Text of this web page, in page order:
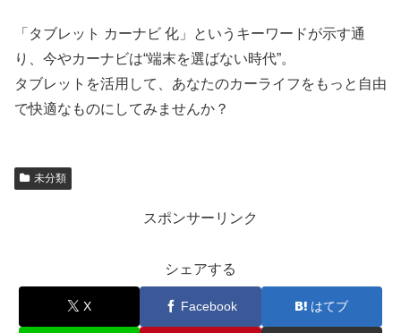
「タブレット カーナビ 化」というキーワードが示す通
り、今やカーナビは“端末を選ばない時代”。
タブレットを活用して、あなたのカーライフをもっと自由
で快適なものにしてみませんか？
未分類
スポンサーリンク
シェアする
X Facebook はてブ